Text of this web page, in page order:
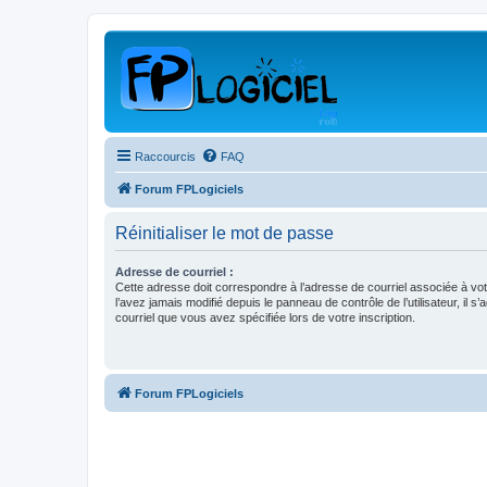
Raccourcis FAQ
Forum FPLogiciels
Réinitialiser le mot de passe
Adresse de courriel :
Cette adresse doit correspondre à l’adresse de courriel associée à
l’avez jamais modifié depuis le panneau de contrôle de l’utilisateur, il
courriel que vous avez spécifiée lors de votre inscription.
Forum FPLogiciels